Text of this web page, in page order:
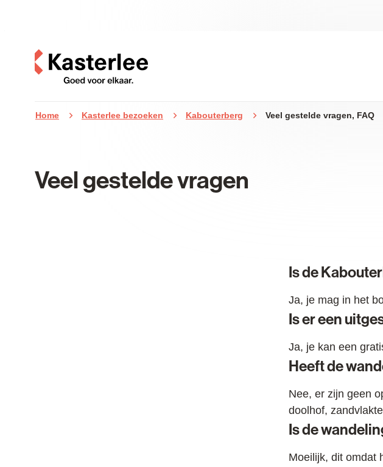
Kasterlee
Home Kasterlee bezoeken Kabouterberg Veel gestelde vragen, FAQ
Veel gestelde vragen
Is de
Ja, je mag in het
Is er een
Ja, je kan een
Heeft de
Nee, er zijn geen
doolhof,
Is de
Moeilijk, dit omdat